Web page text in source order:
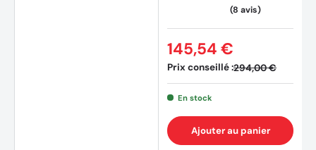
Prix conseillé :294,00 €
145,54 €
En stock
Ajouter au panier